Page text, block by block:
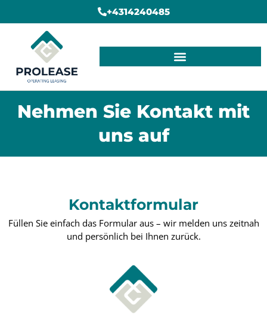
+4314240485
Nehmen Sie Kontakt mit
uns auf
Kontaktformular
Füllen Sie einfach das Formular aus – wir melden uns zeitnah
und persönlich bei Ihnen zurück.